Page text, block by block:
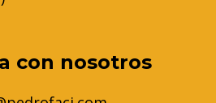
con nosotros